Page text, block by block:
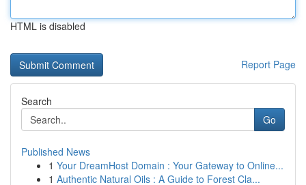
HTML is disabled
Report Page
Search
Go
Published News
1 Your DreamHost Domain : Your Gateway to Online...
1 Authentic Natural Oils : A Guide to Forest Cla...